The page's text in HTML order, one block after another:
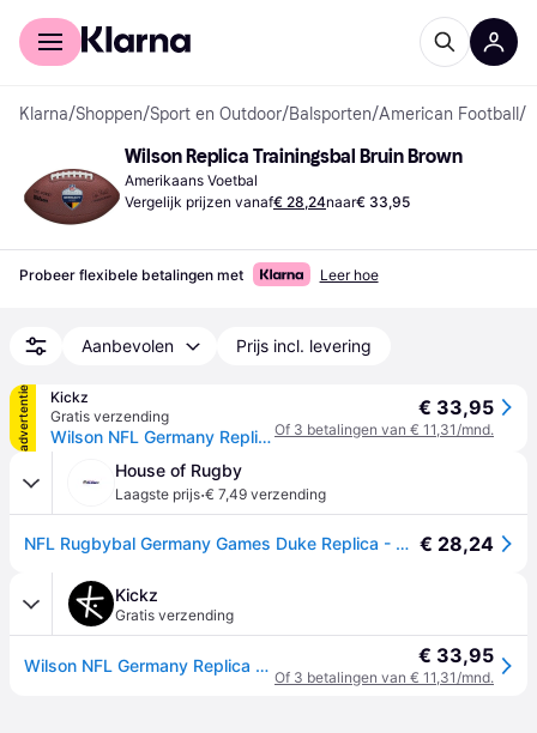
Voor shoppers
Klarna/Shoppen/Sport en Outdoor/Balsporten/American Football /
Wilson Replica Trainingsbal Bruin Brown
Amerikaans Voetbal
Vergelijk prijzen vanaf€ 28,24naar€ 33,95
Probeer flexibele betalingen met Leer hoe
Aanbevolen Prijs incl. levering
advertentie
Kickz
Gratis verzending
Wilson NFL Germany Replica Trainingsbal Bruin - brown - 1SIZE
€ 33,95
Of 3 betalingen van € 11,31/mnd.
House of Rugby
Laagste prijs·€ 7,49 verzending
NFL Rugbybal Germany Games Duke Replica - Marron € 28,24
Kickz
Gratis verzending
Wilson NFL Germany Replica Trainingsbal Bruin - brown - 1SIZE € 33,95
Of 3 betalingen van € 11,31/mnd.